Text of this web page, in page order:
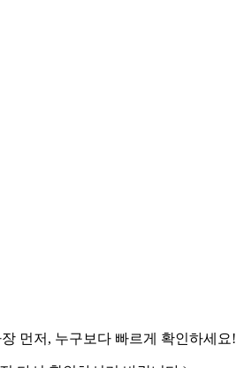
먼저, 누구보다 빠르게 확인하세요!